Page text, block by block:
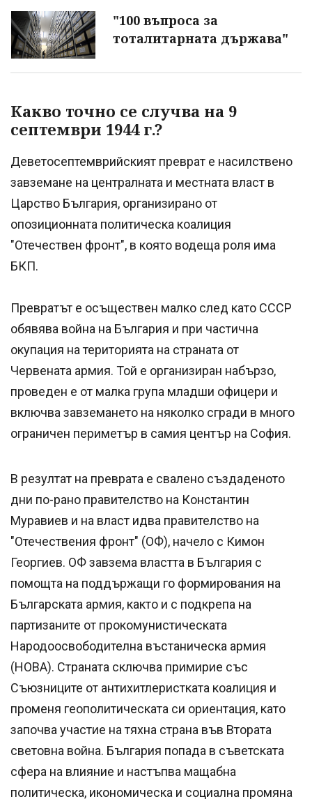
"100 въпроса за
тоталитарната държава"
Какво точно се случва на 9
септември 1944 г.?
Деветосептемврийският преврат е насилствено
завземане на централната и местната власт в
Царство България, организирано от
опозиционната политическа коалиция
"Отечествен фронт", в която водеща роля има
БКП.
Превратът е осъществен малко след като СССР
обявява война на България и при частична
окупация на територията на страната от
Червената армия. Той е организиран набързо,
проведен е от малка група младши офицери и
включва завземането на няколко сгради в много
ограничен периметър в самия център на София.
В резултат на преврата е свалено създаденото
дни по-рано правителство на Константин
Муравиев и на власт идва правителство на
"Отечествения фронт" (ОФ), начело с Кимон
Георгиев. ОФ завзема властта в България с
помощта на поддържащи го формирования на
Българската армия, както и с подкрепа на
партизаните от прокомунистическата
Народоосвободителна въстаническа армия
(НОВА). Страната сключва примирие със
Съюзниците от антихитлеристката коалиция и
променя геополитическата си ориентация, като
започва участие на тяхна страна във Втората
световна война. България попада в съветската
сфера на влияние и настъпва мащабна
политическа, икономическа и социална промяна